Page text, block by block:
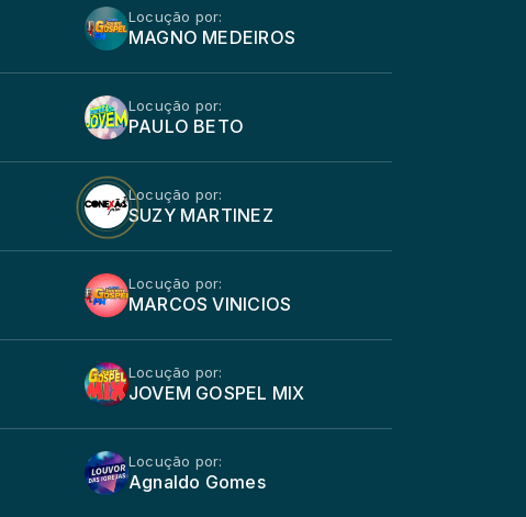
Locução por:
MAGNO MEDEIROS
Locução por:
PAULO BETO
Locução por:
SUZY MARTINEZ
Locução por:
MARCOS VINICIOS
Locução por:
JOVEM GOSPEL MIX
Locução por:
Agnaldo Gomes